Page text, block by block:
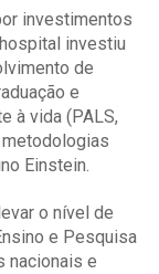
investimentos
investiu
de
e
à vida (PALS,
metodologias
Einstein.
o nível de
e Pesquisa
nacionais e